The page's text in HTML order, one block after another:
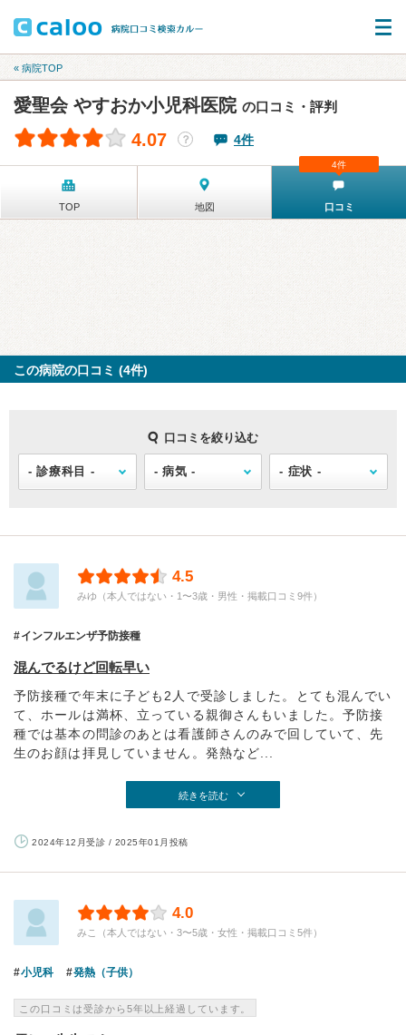
« 病院TOP
愛聖会 やすおか小児科医院 の口コミ・評判
4.07 ？ 4件
TOP 地図 口コミ
4件
この病院の口コミ (4件)
口コミを絞り込む
4.5
みゆ（本人ではない・1〜3歳・男性・掲載口コミ9件）
インフルエンザ予防接種
混んでるけど回転早い
予防接種で年末に子ども2人で受診しました。とても混んでい
て、ホールは満杯、立っている親御さんもいました。予防接
種では基本の問診のあとは看護師さんのみで回していて、先
生のお顔は拝見していません。発熱など...
続きを読む
2024年12月受診 / 2025年01月投稿
4.0
みこ（本人ではない・3〜5歳・女性・掲載口コミ5件）
小児科 発熱（子供）
この口コミは受診から5年以上経過しています。